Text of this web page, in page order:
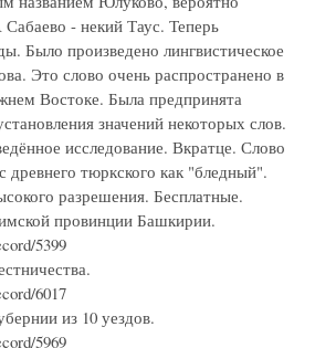
- некий Таус. Теперь
Было произведено лингвистическое
Это слово очень распространено в
Востоке. Была предпринята
значений некоторых слов.
исследование. Вкратце. Слово
древнего тюркского как "бледный".
разрешения. Бесплатные.
провинции Башкирии.
5399
6017
из 10 уездов.
5969